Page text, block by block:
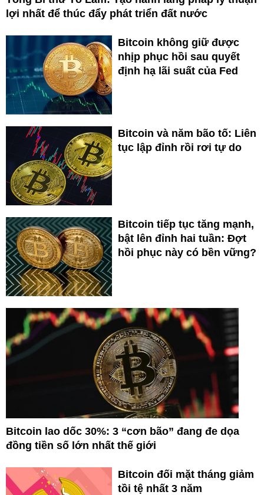
lợi nhất để thúc đẩy phát triển đất nước
Bitcoin không giữ được
nhịp phục hồi sau quyết
định hạ lãi suất của Fed
Bitcoin và năm bão tố: Liên
tục lập đỉnh rồi rơi tự do
Bitcoin tiếp tục tăng mạnh,
bật lên đỉnh hai tuần: Đợt
hồi phục này có bền vững?
Bitcoin lao dốc 30%: 3 “cơn bão” đang đe dọa
đồng tiền số lớn nhất thế giới
Bitcoin đối mặt tháng giảm
tồi tệ nhất 3 năm